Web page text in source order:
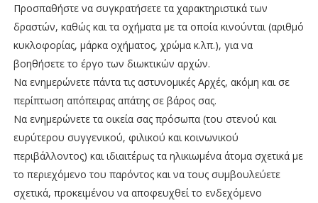
Προσπαθήστε να συγκρατήσετε τα χαρακτηριστικά των
δραστών, καθώς και τα οχήματα με τα οποία κινούνται (αριθμό
κυκλοφορίας, μάρκα οχήματος, χρώμα κ.λπ.), για να
βοηθήσετε το έργο των διωκτικών αρχών.
Να ενημερώνετε πάντα τις αστυνομικές Αρχές, ακόμη και σε
περίπτωση απόπειρας απάτης σε βάρος σας.
Να ενημερώνετε τα οικεία σας πρόσωπα (του στενού και
ευρύτερου συγγενικού, φιλικού και κοινωνικού
περιβάλλοντος) και ιδιαιτέρως τα ηλικιωμένα άτομα σχετικά με
το περιεχόμενο του παρόντος και να τους συμβουλεύετε
σχετικά, προκειμένου να αποφευχθεί το ενδεχόμενο